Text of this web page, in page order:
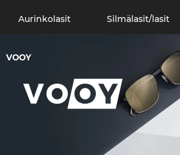
Aurinkolasit Silmälasit/lasit
VOOY